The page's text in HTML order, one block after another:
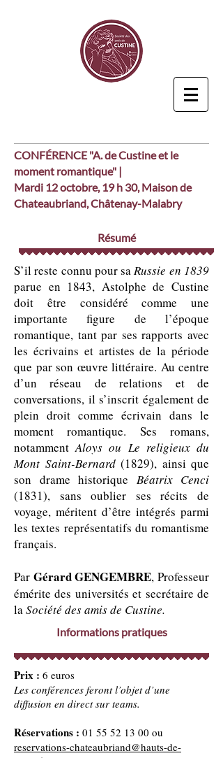
CONFÉRENCE "A. de Custine et le
moment romantique" |
Mardi 12 octobre, 19 h 30, Maison de
Chateaubriand, Châtenay-Malabry
Résumé
S’il reste connu pour saRussie en 1839
parue en 1843, Astolphe de Custine
doit être considéré comme une
importante figure de l’époque
romantique, tant par ses rapports avec
les écrivains et artistes de la période
que par son œuvre littéraire. Au centre
d’un réseau de relations et de
conversations, il s’inscrit également de
plein droit comme écrivain dans le
moment romantique. Ses romans,
notammentAloys ou Le religieux du
Mont Saint-Bernard (1829), ainsi que
son drame historique Béatrix Cenci
(1831), sans oublier ses récits de
voyage, méritent d’être intégrés parmi
les textes représentatifs du romantisme
français.
Par Gérard GENGEMBRE, Professeur
émérite des universités et secrétaire de
laSociété des amis de Custine.
Informations pratiques
Prix : 6 euros
Les conférences feront l’objet d’une
diffusion en direct sur teams.
Réservations : 01 55 52 13 00 ou
reservations-chateaubriand@hauts-de-